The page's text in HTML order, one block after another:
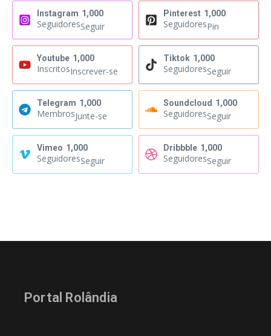
Instagram 1,000
SeguidoresSeguir
Pinterest 1,000
SeguidoresPin
Youtube 1,000
InscritosInscrever-se
Tiktok 1,000
SeguidoresSeguir
Telegram 1,000
MembrosJunte-se
Soundcloud 1,000
SeguidoresSeguir
Vimeo 1,000
SeguidoresSeguir
Dribbble 1,000
SeguidoresSeguir
Portal Rolândia